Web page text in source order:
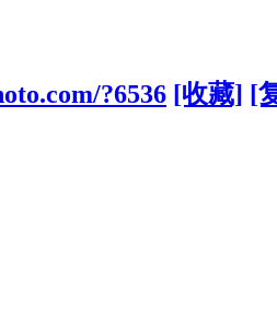
?6536 [收藏] [